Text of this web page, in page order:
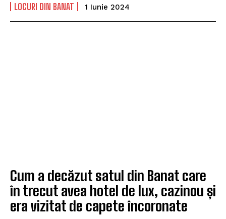
LOCURI DIN BANAT 1 Iunie 2024
Cum a decăzut satul din Banat care
în trecut avea hotel de lux, cazinou și
era vizitat de capete încoronate